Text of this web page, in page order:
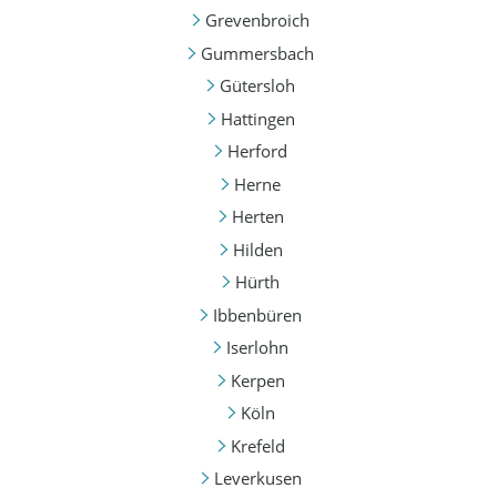
Grevenbroich
Gummersbach
Gütersloh
Hattingen
Herford
Herne
Herten
Hilden
Hürth
Ibbenbüren
Iserlohn
Kerpen
Köln
Krefeld
Leverkusen